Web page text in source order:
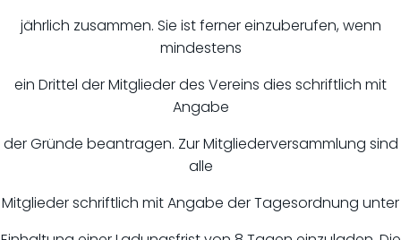
jährlich zusammen. Sie ist ferner einzuberufen, wenn
mindestens
ein Drittel der Mitglieder des Vereins dies schriftlich mit
Angabe
der Gründe beantragen. Zur Mitgliederversammlung sind
alle
Mitglieder schriftlich mit Angabe der Tagesordnung unter